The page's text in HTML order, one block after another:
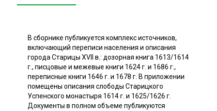
В сборнике публикуется комплекс источников,
включающий переписи населения и описания
города Старицы XVII в.: дозорная книга 1613/1614
г., писцовые и межевые книги 1624 г. и 1686 г.,
переписные книги 1646 г. и 1678 г. В приложении
помещены описания слободы Старицкого
Успенского монастыря 1614 г. и 1625/1626 г.
Документы в полном объеме публикуются